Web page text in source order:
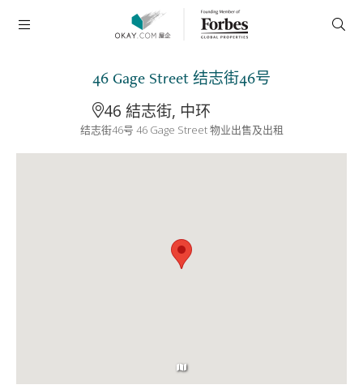
46 Gage Street 结志街46号
46 結志街, 中环
结志街46号 46 Gage Street 物业出售及出租